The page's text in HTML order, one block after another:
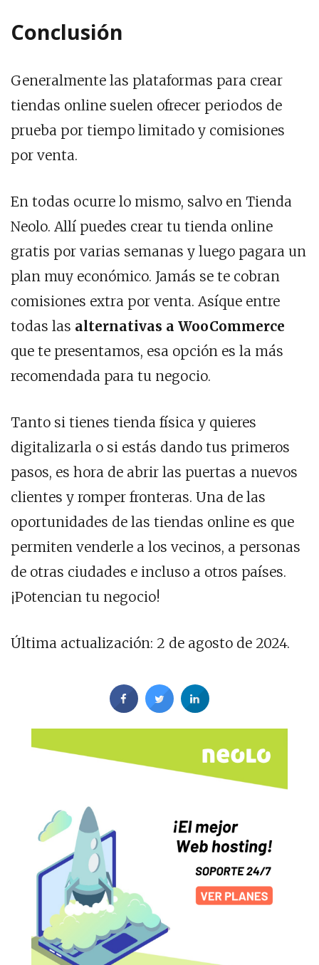
Conclusión
Generalmente las plataformas para crear
tiendas online suelen ofrecer periodos de
prueba por tiempo limitado y comisiones
por venta.
En todas ocurre lo mismo, salvo en Tienda
Neolo. Allí puedes crear tu tienda online
gratis por varias semanas y luego pagara un
plan muy económico. Jamás se te cobran
comisiones extra por venta. Asíque entre
todas las alternativas a WooCommerce
que te presentamos, esa opción es la más
recomendada para tu negocio.
Tanto si tienes tienda física y quieres
digitalizarla o si estás dando tus primeros
pasos, es hora de abrir las puertas a nuevos
clientes y romper fronteras. Una de las
oportunidades de las tiendas online es que
permiten venderle a los vecinos, a personas
de otras ciudades e incluso a otros países.
¡Potencian tu negocio!
Última actualización: 2 de agosto de 2024.